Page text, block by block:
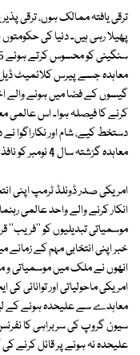
ترقی یافتہ ممالک ہوں، ترقی
پھیلا رہی ہیں۔ دنیا کی
معاہدہ جسے پیرس کلائمیٹ
دستخط کیے، شام اور نکاراگوا
معاہدہ گزشتہ سال 4 نومبر کو نافذ ہوا۔
امریکی صدر ڈونلڈ ٹرمپ اپنی
انکار کرنے والے واحد عالمی
موسمیاتی تبدیلیوں کو
خبر اپنی انتخابی مہم کے زمانے
انھوں نے ملک میں موسمیاتی و
امریکی ماحولیاتی اور توانائی
معاہدے سے علیحدہ ہونے کے
سیون گروپ کی سربراہی کا
علیحدہ نہ ہونے پر قائل کرنے